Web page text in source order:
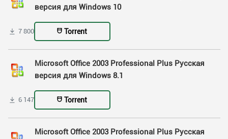
версия для Windows 10
7 800 Torrent
Microsoft Office 2003 Professional Plus Русская
версия для Windows 8.1
6 147 Torrent
Microsoft Office 2003 Professional Plus Русская